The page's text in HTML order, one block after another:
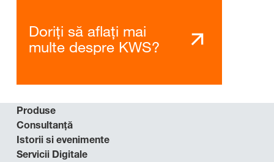
Doriți să aflați mai
multe despre KWS?
Produse
Consultanţă
Istorii si evenimente
Servicii Digitale